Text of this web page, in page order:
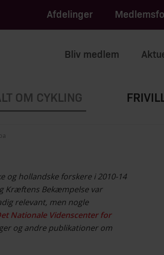
Afdelinger
Bliv medlem
OM CYKLING
og hollandske forskere i 2010-14
Kræftens Bekæmpelse var
relevant, men nogle
Nationale Videnscenter for
og andre publikationer om